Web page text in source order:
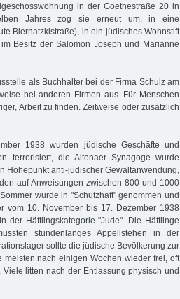
in der Goethestraße 20 in
Jahres zog sie erneut um, in eine
Biernatzkistraße), in ein jüdisches Wohnstift
Besitz der Salomon Joseph und Marianne
als Buchhalter bei der Firma Schulz am
bei anderen Firmen aus. Für Menschen
Arbeit zu finden. Zeitweise oder zusätzlich
1938 wurden jüdische Geschäfte und
terrorisiert, die Altonaer Synagoge wurde
Höhepunkt anti-jüdischer Gewaltanwendung,
auf Anweisungen zwischen 800 und 1000
wurde in "Schutzhaft" genommen und
vom 10. November bis 17. Dezember 1938
der Häftlingskategorie "Jude". Die Häftlinge
stundenlanges Appellstehen in der
sollte die jüdische Bevölkerung zur
nach einigen Wochen wieder frei, oft
litten nach der Entlassung physisch und